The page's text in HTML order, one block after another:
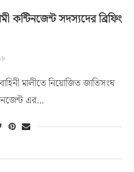
কন্টিনজেন্ট সদস্যদের ব্রিফিং
মালীতে নিয়োজিত জাতিসংঘ
এর…